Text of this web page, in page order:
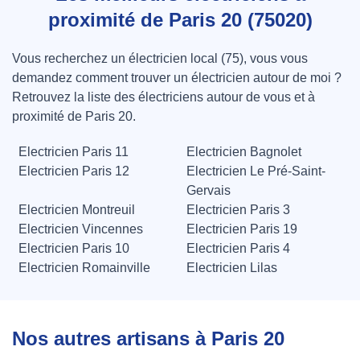
proximité de Paris 20 (75020)
Vous recherchez un électricien local (75), vous vous
demandez comment trouver un électricien autour de moi ?
Retrouvez la liste des électriciens autour de vous et à
proximité de Paris 20.
Electricien Paris 11
Electricien Bagnolet
Electricien Paris 12
Electricien Le Pré-Saint-
Gervais
Electricien Montreuil
Electricien Paris 3
Electricien Vincennes
Electricien Paris 19
Electricien Paris 10
Electricien Paris 4
Electricien Romainville
Electricien Lilas
Nos autres artisans à Paris 20